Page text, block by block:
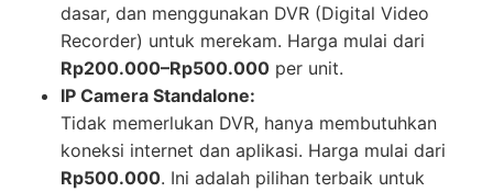
dasar, dan menggunakan DVR (Digital Video
Recorder) untuk merekam. Harga mulai dari
Rp200.000–Rp500.000 per unit.
IP Camera Standalone:
Tidak memerlukan DVR, hanya membutuhkan
koneksi internet dan aplikasi. Harga mulai dari
Rp500.000. Ini adalah pilihan terbaik untuk